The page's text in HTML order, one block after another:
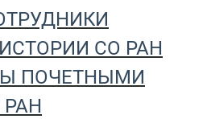
СО РАН
ПОЧЕТНЫМИ